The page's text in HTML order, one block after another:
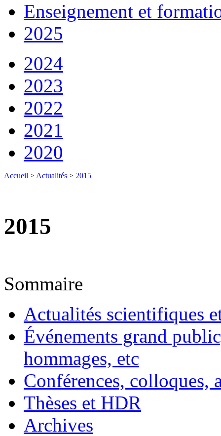
Enseignement et
2025
2024
2023
2022
2021
2020
Accueil > Actualités > 2015
2015
Sommaire
Actualités scientifiques
Événements grand
hommages, etc
Conférences,
Thèses et HDR
Archives